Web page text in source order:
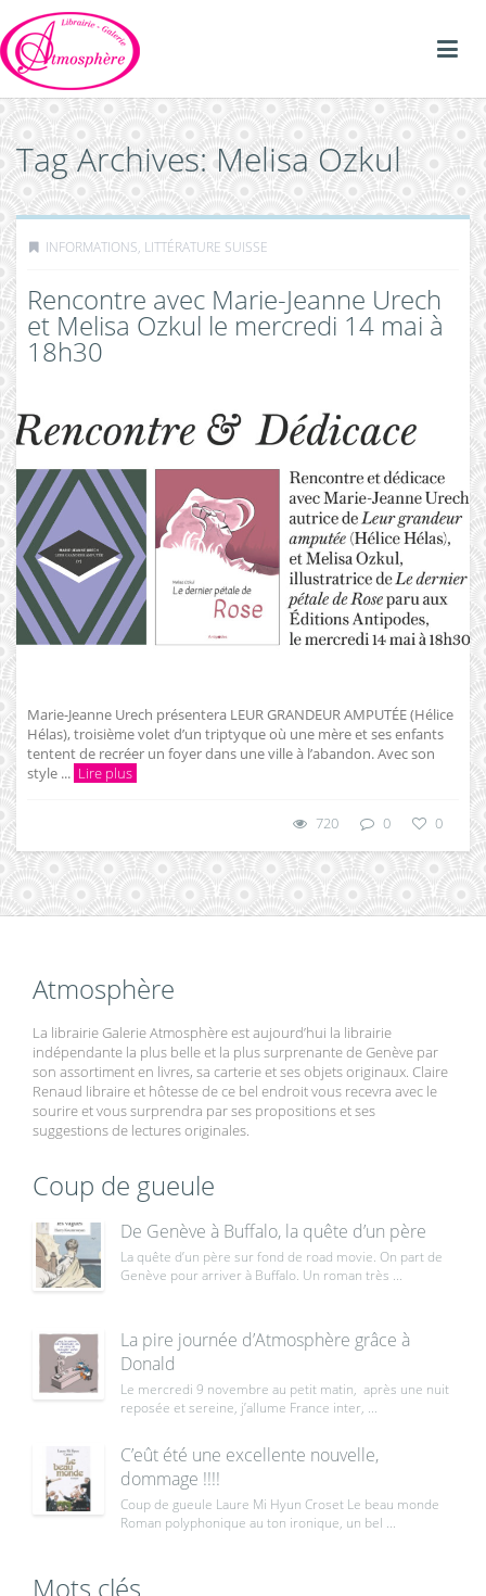
Tag Archives: Melisa Ozkul
INFORMATIONS, LITTÉRATURE SUISSE
Rencontre avec Marie-Jeanne Urech
et Melisa Ozkul le mercredi 14 mai à
18h30
Marie-Jeanne Urech présentera LEUR GRANDEUR AMPUTÉE (Hélice
Hélas), troisième volet d’un triptyque où une mère et ses enfants
tentent de recréer un foyer dans une ville à l’abandon. Avec son
style ... Lire plus
720 0 0
Atmosphère
La librairie Galerie Atmosphère est aujourd’hui la librairie
indépendante la plus belle et la plus surprenante de Genève par
son assortiment en livres, sa carterie et ses objets originaux. Claire
Renaud libraire et hôtesse de ce bel endroit vous recevra avec le
sourire et vous surprendra par ses propositions et ses
suggestions de lectures originales.
Coup de gueule
De Genève à Buffalo, la quête d’un père
La quête d’un père sur fond de road movie. On part de
Genève pour arriver à Buffalo. Un roman très ...
La pire journée d’Atmosphère grâce à
Donald
Le mercredi 9 novembre au petit matin, après une nuit
reposée et sereine, j’allume France inter, ...
C’eût été une excellente nouvelle,
dommage !!!!
Coup de gueule Laure Mi Hyun Croset Le beau monde
Roman polyphonique au ton ironique, un bel ...
Mots clés